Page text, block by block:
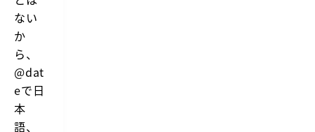
ない
か
ら、
@dat
eで日
本
語、